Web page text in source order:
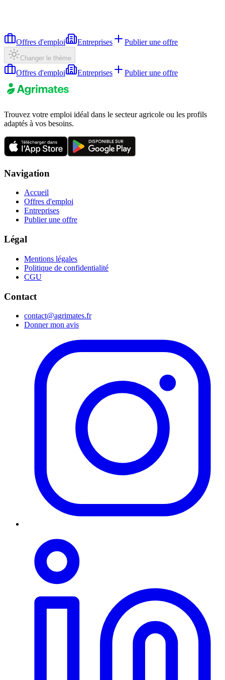
Offres d'emploi Entreprises Publier une offre
Changer le thème
Offres d'emploi Entreprises Publier une offre
Trouvez votre emploi idéal dans le secteur agricole ou les profils
adaptés à vos besoins.
Navigation
Accueil
Offres d'emploi
Entreprises
Publier une offre
Légal
Mentions légales
Politique de confidentialité
CGU
Contact
contact@agrimates.fr
Donner mon avis